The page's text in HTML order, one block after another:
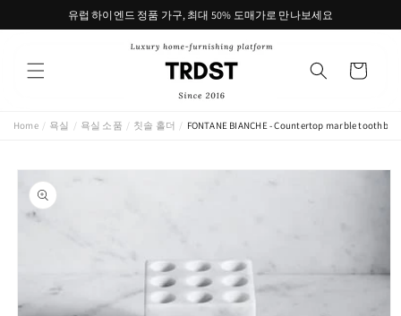
로 건너유럽 하이엔드 정품 가구, 최대 50% 도매가로 만나보세요
트
Home / 욕실 / 욕실 소품 / 칫솔 홀더 / FONTANE BIANCHE - Countertop marble
제품 정
보로 건
너뛰기